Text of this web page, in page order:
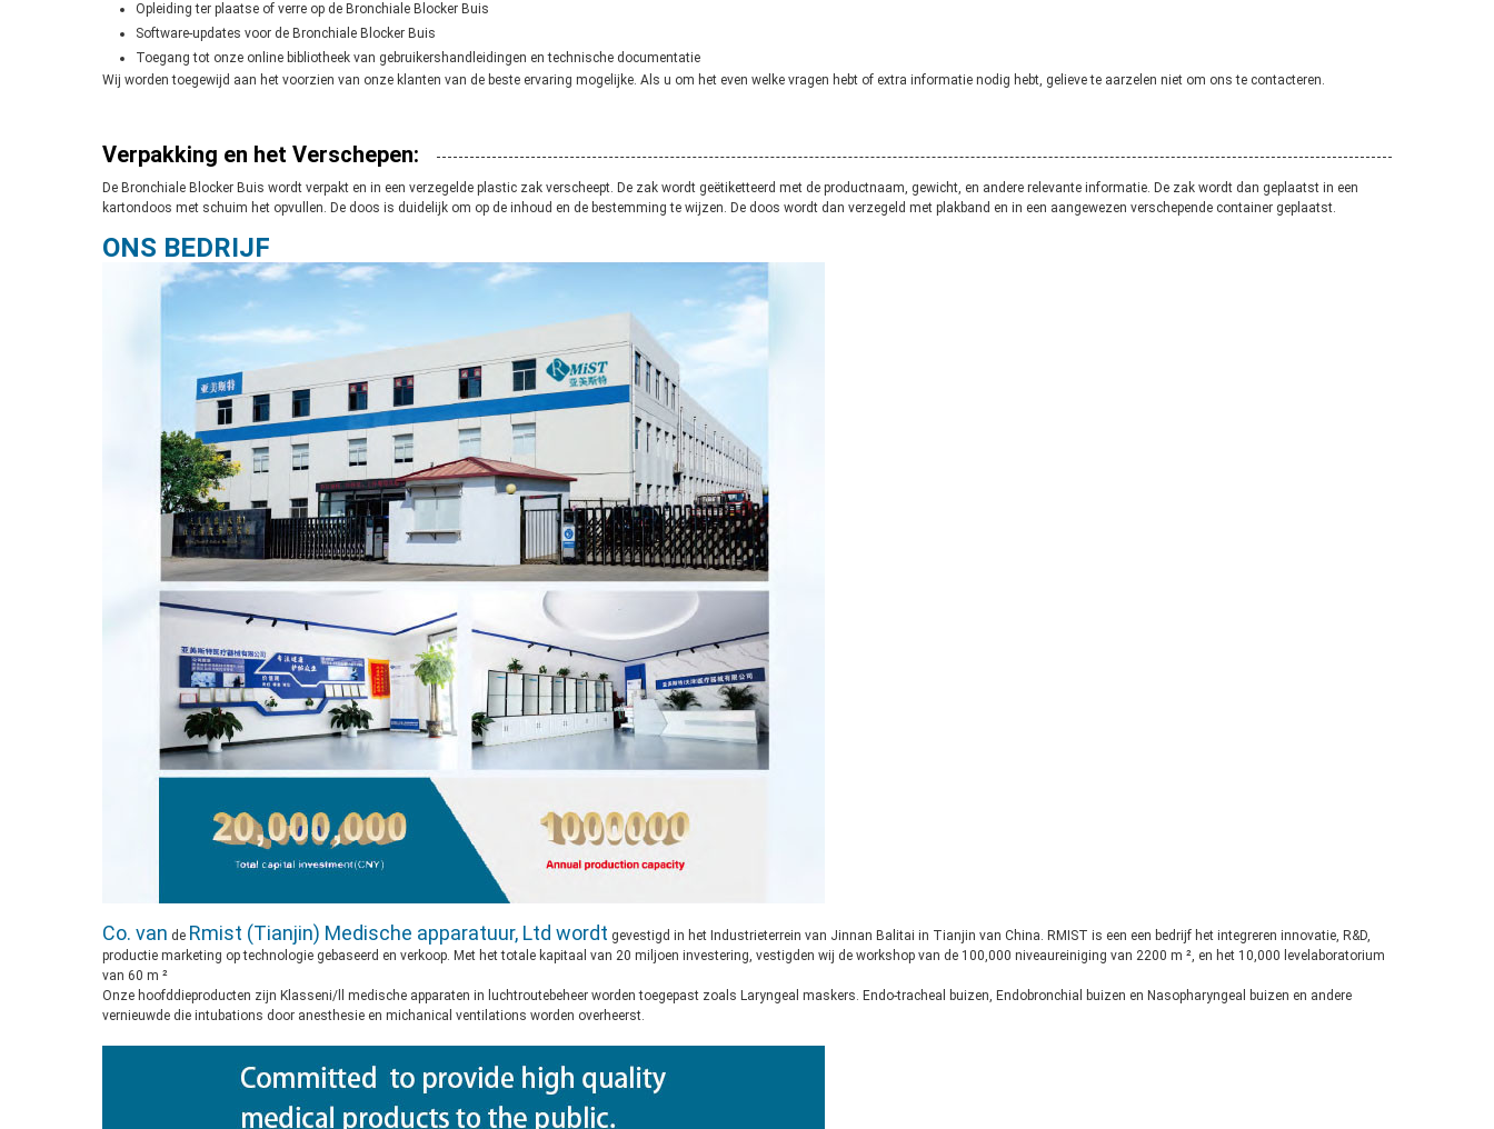
Opleiding ter plaatse of verre op de Bronchiale Blocker Buis
Software-updates voor de Bronchiale Blocker Buis
Toegang tot onze online bibliotheek van gebruikershandleidingen en technische documentatie
Wij worden toegewijd aan het voorzien van onze klanten van de beste ervaring mogelijke. Als u om het even welke vragen hebt of extra informatie nodig hebt, gelieve te aarzelen niet om ons te contacteren.
Verpakking en het Verschepen:
De Bronchiale Blocker Buis wordt verpakt en in een verzegelde plastic zak verscheept. De zak wordt geëtiketteerd met de productnaam, gewicht, en andere relevante informatie. De zak wordt dan geplaatst in een
kartondoos met schuim het opvullen. De doos is duidelijk om op de inhoud en de bestemming te wijzen. De doos wordt dan verzegeld met plakband en in een aangewezen verschepende container geplaatst.
ONS BEDRIJF
Co. van de Rmist (Tianjin) Medische apparatuur, Ltd wordt gevestigd in het Industrieterrein van Jinnan Balitai in Tianjin van China. RMIST is een een bedrijf het integreren innovatie, R&D,
productie marketing op technologie gebaseerd en verkoop. Met het totale kapitaal van 20 miljoen investering, vestigden wij de workshop van de 100,000 niveaureiniging van 2200 m ², en het 10,000 levelaboratorium
van 60 m ²
Onze hoofddieproducten zijn Klasseni/ll medische apparaten in luchtroutebeheer worden toegepast zoals Laryngeal maskers. Endo-tracheal buizen, Endobronchial buizen en Nasopharyngeal buizen en andere
vernieuwde die intubations door anesthesie en michanical ventilations worden overheerst.